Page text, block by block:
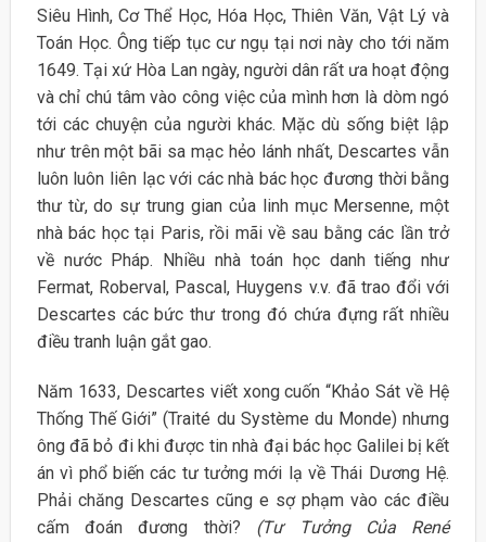
Siêu Hình, Cơ Thể Học, Hóa Học, Thiên Văn, Vật Lý và
Toán Học. Ông tiếp tục cư ngụ tại nơi này cho tới năm
1649. Tại xứ Hòa Lan ngày, người dân rất ưa hoạt động
và chỉ chú tâm vào công việc của mình hơn là dòm ngó
tới các chuyện của người khác. Mặc dù sống biệt lập
như trên một bãi sa mạc hẻo lánh nhất, Descartes vẫn
luôn luôn liên lạc với các nhà bác học đương thời bằng
thư từ, do sự trung gian của linh mục Mersenne, một
nhà bác học tại Paris, rồi mãi về sau bằng các lần trở
về nước Pháp. Nhiều nhà toán học danh tiếng như
Fermat, Roberval, Pascal, Huygens v.v. đã trao đổi với
Descartes các bức thư trong đó chứa đựng rất nhiều
điều tranh luận gắt gao.
Năm 1633, Descartes viết xong cuốn “Khảo Sát về Hệ
Thống Thế Giới” (Traité du Système du Monde) nhưng
ông đã bỏ đi khi được tin nhà đại bác học Galilei bị kết
án vì phổ biến các tư tưởng mới lạ về Thái Dương Hệ.
Phải chăng Descartes cũng e sợ phạm vào các điều
cấm đoán đương thời? (Tư Tưởng Của René